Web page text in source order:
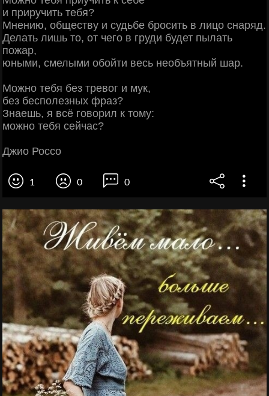
и приручить тебя?
Мнению, обществу и судьбе бросить в лицо снаряд.
Делать лишь то, от чего в груди будет пылать
пожар,
юными, смелыми обойти весь необъятный шар.
Можно тебя без тревог и мук,
без бесполезных фраз?
Знаешь, я всё говорил к тому:
можно тебя сейчас?
Джио Россо
1 0 0